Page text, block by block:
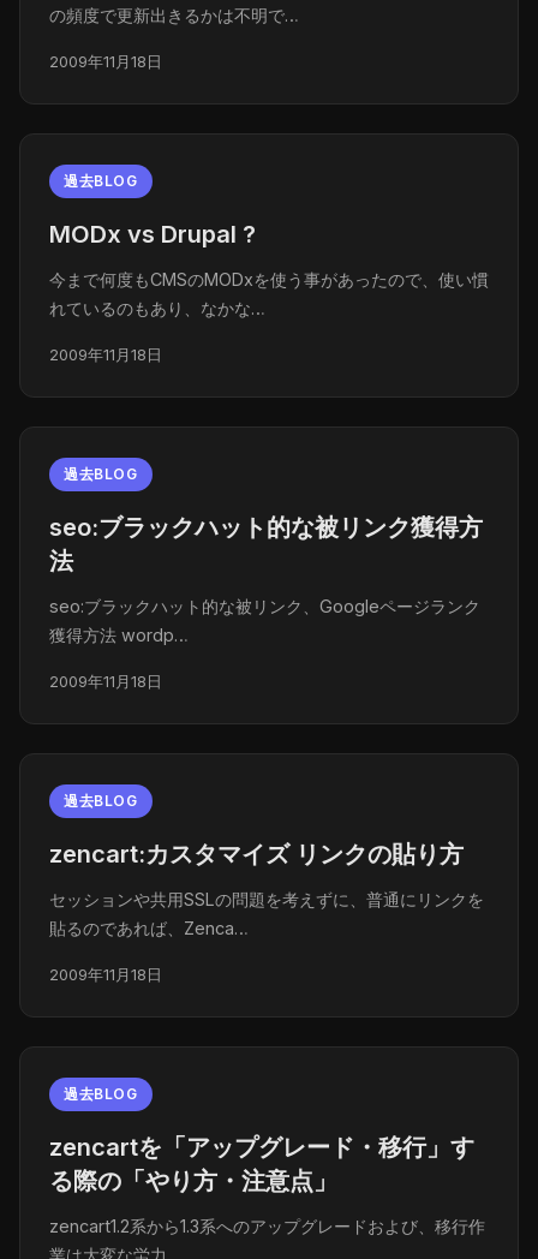
の頻度で更新出きるかは不明で…
2009年11月18日
過去BLOG
MODx vs Drupal ?
今まで何度もCMSのMODxを使う事があったので、使い慣
れているのもあり、なかな…
2009年11月18日
過去BLOG
seo:ブラックハット的な被リンク獲得方
法
seo:ブラックハット的な被リンク、Googleページランク
獲得方法 wordp…
2009年11月18日
過去BLOG
zencart:カスタマイズ リンクの貼り方
セッションや共用SSLの問題を考えずに、普通にリンクを
貼るのであれば、Zenca…
2009年11月18日
過去BLOG
zencartを「アップグレード・移行」す
る際の「やり方・注意点」
zencart1.2系から1.3系へのアップグレードおよび、移行作
業は大変な労力…